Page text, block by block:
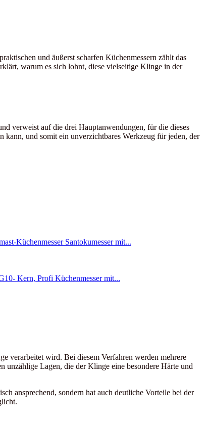
und äußerst scharfen Küchenmessern zählt das
warum es sich lohnt, diese vielseitige Klinge in der
verweist auf die drei Hauptanwendungen, für die dieses
und somit ein unverzichtbares Werkzeug für jeden, der
verarbeitet wird. Bei diesem Verfahren werden mehrere
unzählige Lagen, die der Klinge eine besondere Härte und
ansprechend, sondern hat auch deutliche Vorteile bei der